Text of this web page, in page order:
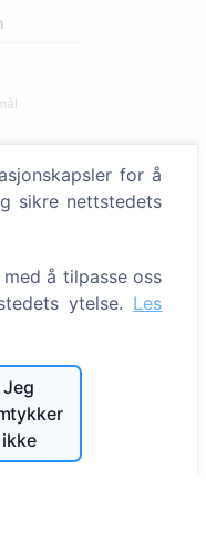
brukere
for å
sikre nettstedets
å tilpasse oss
ytelse. Les
Jeg
ikke